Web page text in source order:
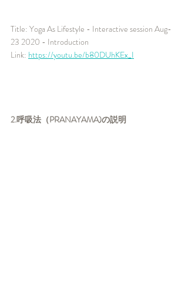
Title: Yoga As Lifestyle - Interactive session Aug-
23 2020 - Introduction
Link: https://youtu.be/b80DUhKEx_I
2.呼吸法（PRANAYAMA)の説明